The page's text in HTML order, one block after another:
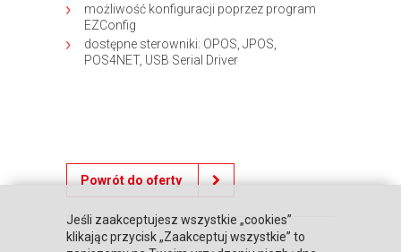
możliwość konfiguracji poprzez program
EZConfig
dostępne sterowniki: OPOS, JPOS,
POS4NET, USB Serial Driver
Powrót do oferty
Jeśli zaakceptujesz wszystkie „cookies”
klikając przycisk „Zaakceptuj wszystkie” to